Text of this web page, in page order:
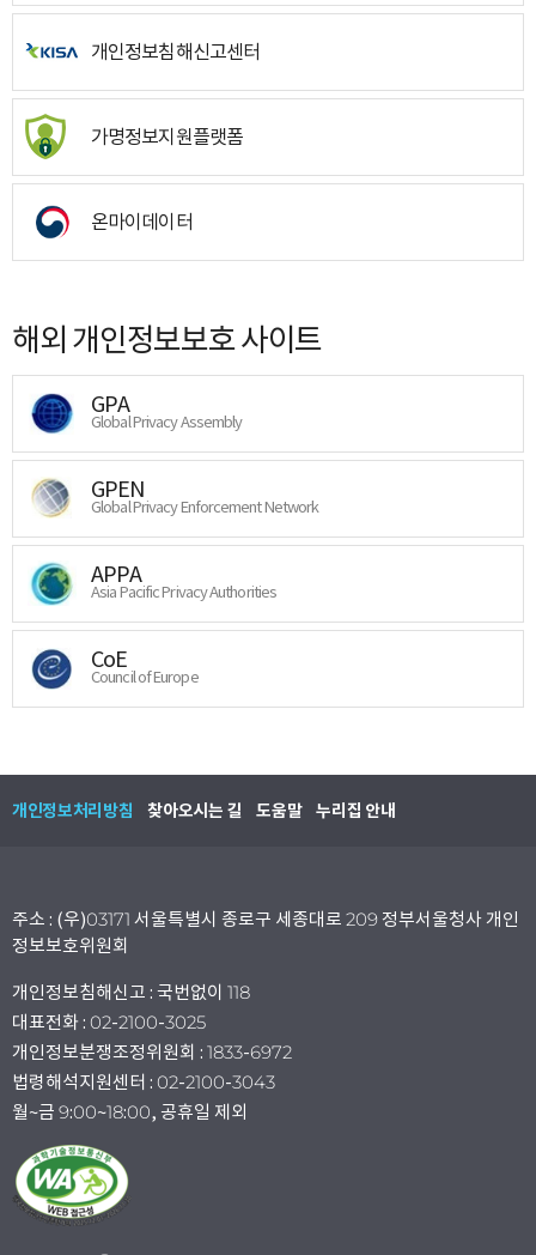
개인정보침해신고센터
가명정보지원플랫폼
온마이데이터
해외 개인정보보호 사이트
GPA
Global Privacy Assembly
GPEN
Global Privacy Enforcement Network
APPA
Asia Pacific Privacy Authorities
CoE
Council of Europe
개인정보처리방침 찾아오시는 길 도움말 누리집 안내
주소 : (우)03171 서울특별시 종로구 세종대로 209 정부서울청사 개인
정보보호위원회
개인정보침해신고 : 국번없이 118
대표전화 : 02-2100-3025
개인정보분쟁조정위원회 : 1833-6972
법령해석지원센터 : 02-2100-3043
월~금 9:00~18:00, 공휴일 제외